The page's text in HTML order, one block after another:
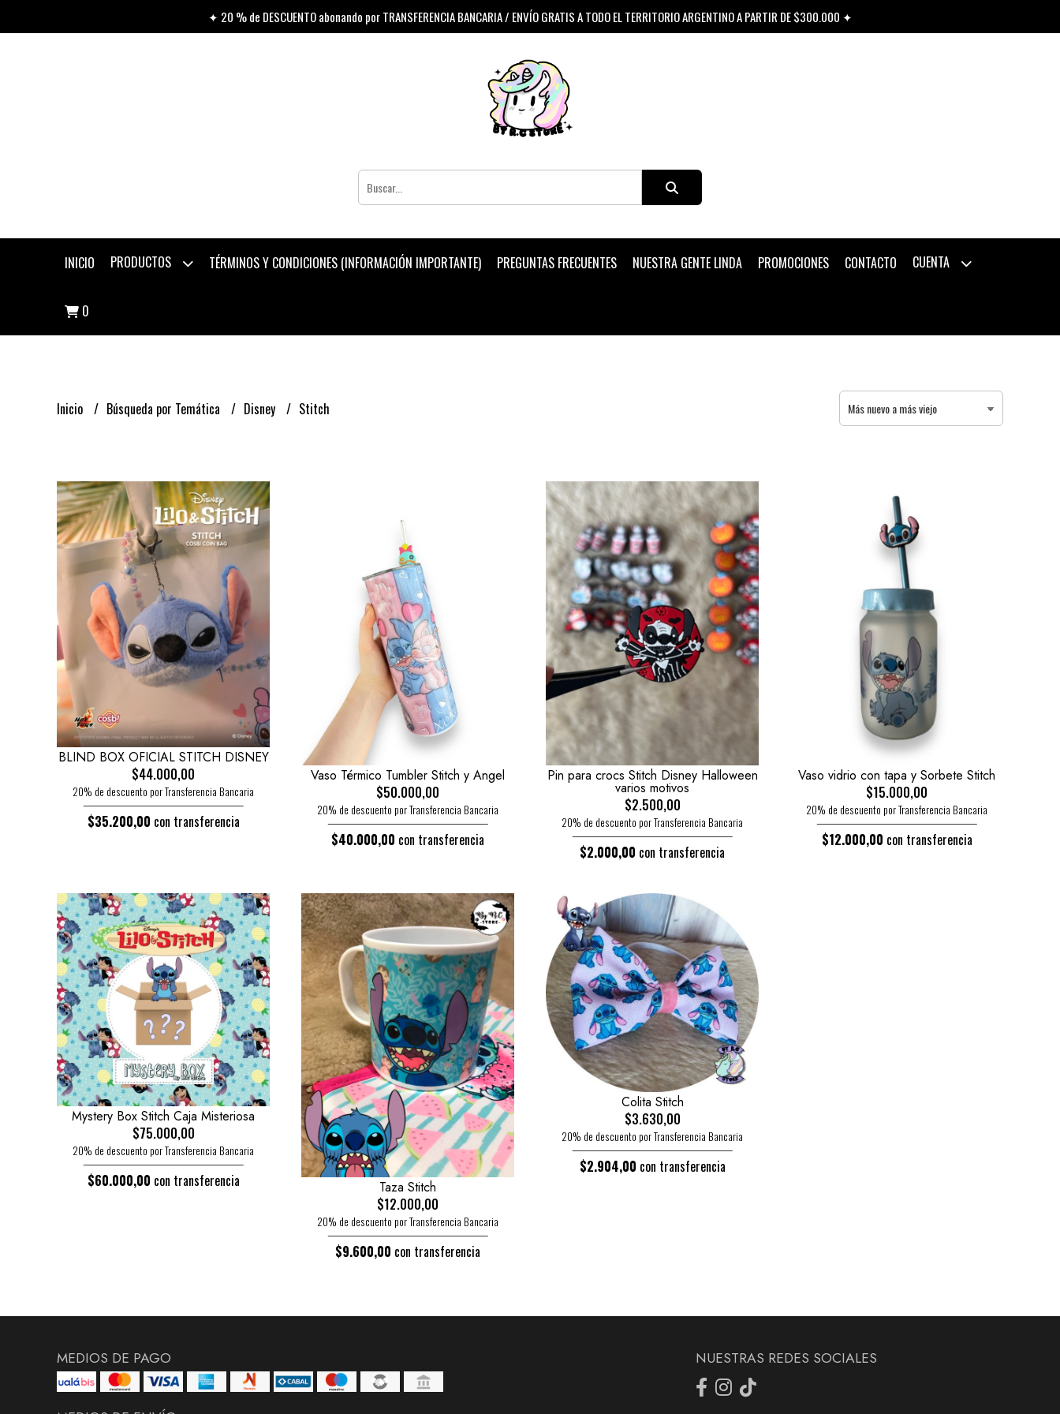
✦ 20 % de DESCUENTO abonando por TRANSFERENCIA BANCARIA / ENVÍO GRATIS A TODO EL TERRITORIO ARGENTINO A PARTIR DE $300.000 ✦
INICIO PRODUCTOS TÉRMINOS Y CONDICIONES (INFORMACIÓN IMPORTANTE) PREGUNTAS FRECUENTES NUESTRA GENTE LINDA PROMOCIONES CONTACTO CUENTA
0
Inicio Búsqueda por Temática Disney Stitch
BLIND BOX OFICIAL STITCH DISNEY
$44.000,00
20% de descuento por Transferencia Bancaria
$35.200,00 con transferencia
Vaso Térmico Tumbler Stitch y Angel
$50.000,00
20% de descuento por Transferencia Bancaria
$40.000,00 con transferencia
Pin para crocs Stitch Disney Halloween
varios motivos
$2.500,00
20% de descuento por Transferencia Bancaria
$2.000,00 con transferencia
Vaso vidrio con tapa y Sorbete Stitch
$15.000,00
20% de descuento por Transferencia Bancaria
$12.000,00 con transferencia
Mystery Box Stitch Caja Misteriosa
$75.000,00
20% de descuento por Transferencia Bancaria
$60.000,00 con transferencia Taza Stitch
$12.000,00
20% de descuento por Transferencia Bancaria
$9.600,00 con transferencia
Colita Stitch
$3.630,00
20% de descuento por Transferencia Bancaria
$2.904,00 con transferencia
MEDIOS DE PAGO NUESTRAS REDES SOCIALES